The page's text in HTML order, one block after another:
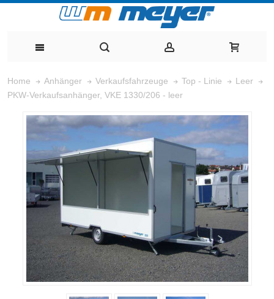
Home Anhänger Verkaufsfahrzeuge Top - Linie
Leer
PKW-Verkaufsanhänger, VKE 1330/206 - leer